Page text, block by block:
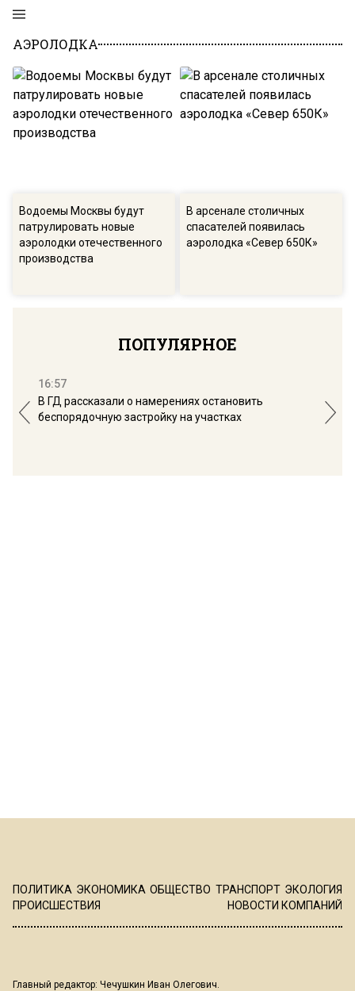
АЭРОЛОДКА
Водоемы Москвы будут
патрулировать новые
аэролодки отечественного
производства
В арсенале столичных
спасателей появилась
аэролодка «Север 650К»
ПОПУЛЯРНОЕ
16:57
В ГД рассказали о намерениях остановить
беспорядочную застройку на участках
ПОЛИТИКА ЭКОНОМИКА ОБЩЕСТВО ТРАНСПОРТ ЭКОЛОГИЯ
ПРОИСШЕСТВИЯ
НОВОСТИ КОМПАНИЙ
Главный редактор: Чечушкин Иван Олегович.